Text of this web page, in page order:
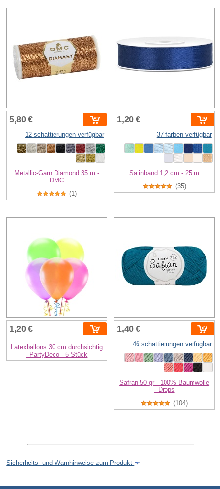
5,80 €
12 schattierungen verfügbar
Metallic-Garn Diamond 35 m -
DMC
(1)
1,20 €
37 farben verfügbar
Satinband 1,2 cm - 25 m
(35)
1,20 €
Latexballons 30 cm durchsichtig
- PartyDeco - 5 Stück
1,40 €
46 schattierungen verfügbar
Safran 50 gr - 100% Baumwolle
- Drops
(104)
Sicherheits- und Warnhinweise zum Produkt